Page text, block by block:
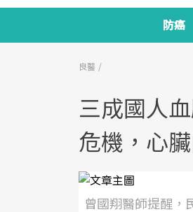
防癌
良醫
三成國人
危機，心
曾國翔醫師提醒，